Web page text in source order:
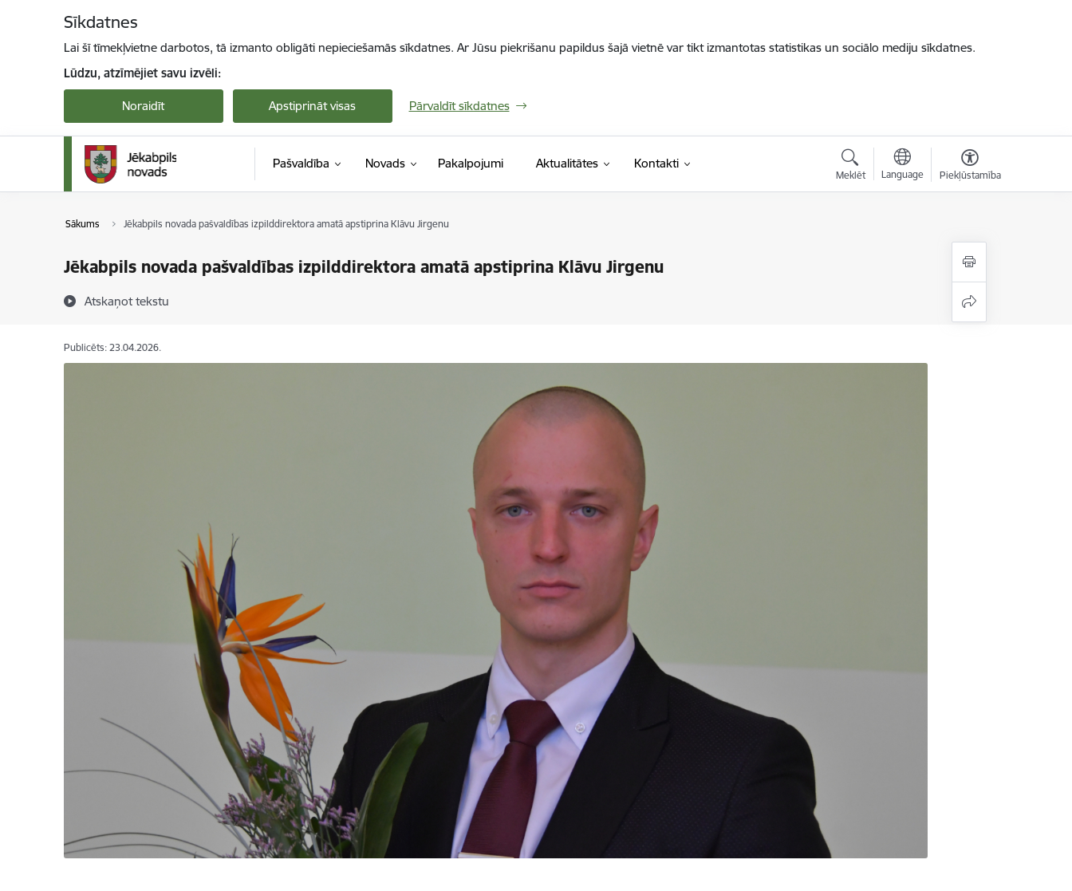
Sīkdatnes
Lai šī tīmekļvietne darbotos, tā izmanto obligāti nepieciešamās sīkdatnes. Ar Jūsu piekrišanu papildus šajā vietnē var tikt izmantotas statistikas un sociālo mediju sīkdatnes.
Lūdzu, atzīmējiet savu izvēli:
Noraidīt Apstiprināt visas Pārvaldīt sīkdatnes
Pašvaldība Novads Pakalpojumi Aktualitātes Kontakti
Meklēt Language Piekļūstamība
Sākums Jēkabpils novada pašvaldības izpilddirektora amatā apstiprina Klāvu Jirgenu
Jēkabpils novada pašvaldības izpilddirektora amatā apstiprina Klāvu Jirgenu
Atskaņot tekstu
Publicēts: 23.04.2026.